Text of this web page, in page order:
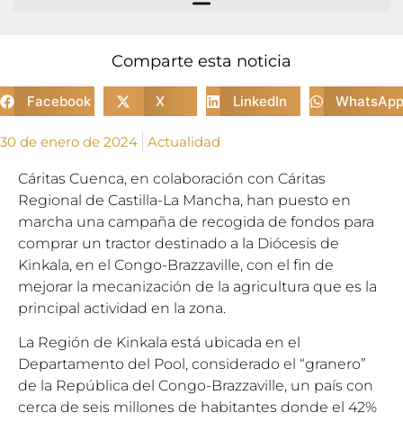
Comparte esta noticia
Facebook X LinkedIn WhatsApp
30 de enero de 2024 Actualidad
Cáritas Cuenca, en colaboración con Cáritas
Regional de Castilla-La Mancha, han puesto en
marcha una campaña de recogida de fondos para
comprar un tractor destinado a la Diócesis de
Kinkala, en el Congo-Brazzaville, con el fin de
mejorar la mecanización de la agricultura que es la
principal actividad en la zona.
La Región de Kinkala está ubicada en el
Departamento del Pool, considerado el “granero”
de la República del Congo-Brazzaville, un país con
cerca de seis millones de habitantes donde el 42%